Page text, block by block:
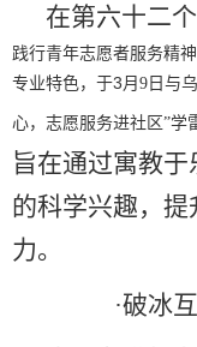
在第六十二个
践行青年志愿者服务精
专业特色，于3 月 9 日与
心，志愿服务进社区”学
旨在通过寓教
的科学兴趣，
力。
·破冰